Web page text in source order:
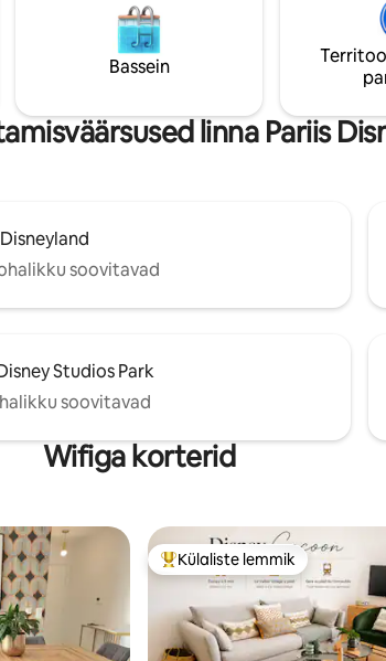
ühest
ja
selle asukoht pakub sulle
valgust! Ära oota
Bassein
linna Pariis
soovitavad
Studios Park
soovitavad
Wifiga korterid
Külaliste suur lemmik
Külaliste lemmik